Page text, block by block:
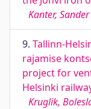
Kanter, Sander
9. Tallinn-
rajamise
project for
Helsinki
Kruglik,